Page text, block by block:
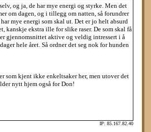
og ja, de har mye energi og styrke. Men det
om dagen, og i tillegg om natten, så forundrer
mye energi som skal ut. Det er jo helt absurd
kanskje ekstra ille for slike raser. De som skal få
gjennomsnittet aktive og veldig intressert i å
hele året. Så ordner det seg nok for hunden
som kjent ikke enkeltsaker her, men utover det
nytt hjem også for Don!
IP: 85.167.82.40